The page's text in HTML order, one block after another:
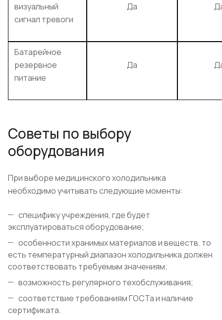
визуальный
сигнал тревоги
Да
Батарейное
резервное
питание
Да
Советы по выбору
оборудования
При выборе медицинского холодильника
необходимо учитывать следующие моменты:
специфику учреждения, где будет
эксплуатироваться оборудование;
особенности хранимых материалов и веществ, то
есть температурный диапазон холодильника должен
соответствовать требуемым значениям;
возможность регулярного техобслуживания;
соответствие требованиям ГОСТа и наличие
сертификата.